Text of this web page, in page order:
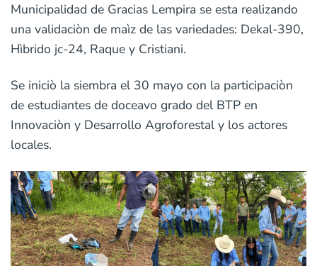
Municipalidad de Gracias Lempira se esta realizando
una validaciòn de maìz de las variedades: Dekal-390,
Hìbrido jc-24, Raque y Cristiani.
Se iniciò la siembra el 30 mayo con la participaciòn
de estudiantes de doceavo grado del BTP en
Innovaciòn y Desarrollo Agroforestal y los actores
locales.